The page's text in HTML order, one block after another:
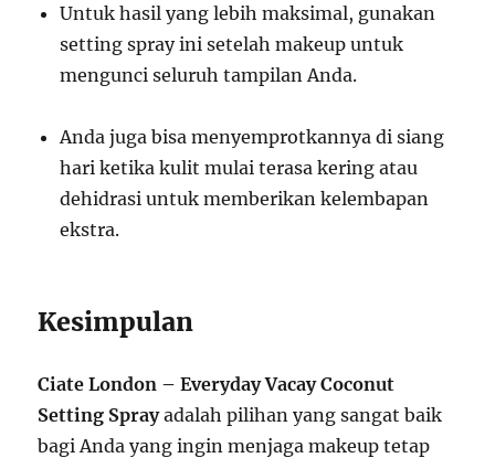
Untuk hasil yang lebih maksimal, gunakan
setting spray ini setelah makeup untuk
mengunci seluruh tampilan Anda.
Anda juga bisa menyemprotkannya di siang
hari ketika kulit mulai terasa kering atau
dehidrasi untuk memberikan kelembapan
ekstra.
Kesimpulan
Ciate London – Everyday Vacay Coconut
Setting Sprayadalah pilihan yang sangat baik
bagi Anda yang ingin menjaga makeup tetap